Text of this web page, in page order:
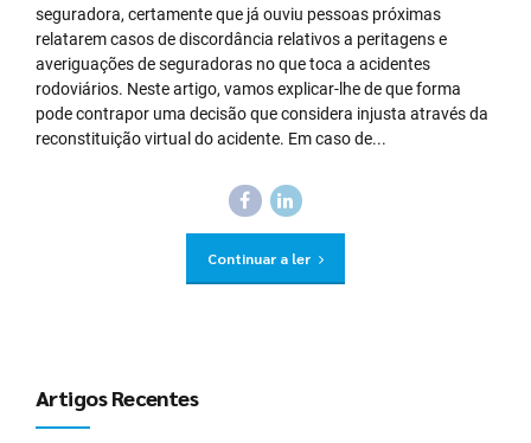
seguradora, certamente que já ouviu pessoas próximas
relatarem casos de discordância relativos a peritagens e
averiguações de seguradoras no que toca a acidentes
rodoviários. Neste artigo, vamos explicar-lhe de que forma
pode contrapor uma decisão que considera injusta através da
reconstituição virtual do acidente. Em caso de...
Continuar a ler
Artigos Recentes